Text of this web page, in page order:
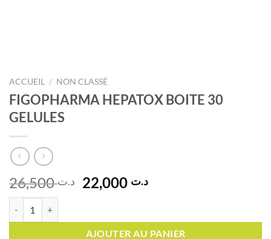
ACCUEIL / NON CLASSÉ
FIGOPHARMA HEPATOX BOITE 30
GELULES
د.ت26,500
Le
prix
était :
د.تLe
est :
AJOUTER AU PANIER